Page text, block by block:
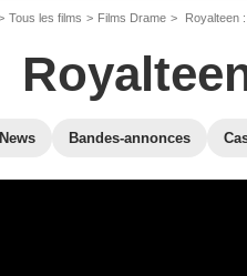
Tous les films Films Drame Royalteen
News Bandes-annonces